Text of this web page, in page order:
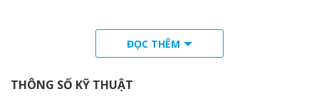
Thiết kế, chất liệu
– Bếp từ đôi với màu đen chủ đạo và viền xám xung quanh,
được thiết kế lắp âm cùng hai vùng nấu đem đến sự tiện lợi và
sang trọng cho căn bếp của bạn.
ĐỌC THÊM
THÔNG SỐ KỸ THUẬT